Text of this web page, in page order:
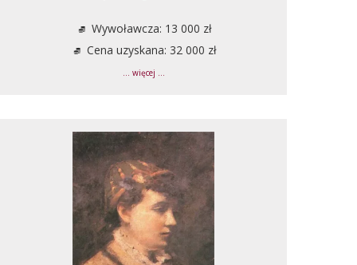
Wywoławcza: 13 000 zł
Cena uzyskana: 32 000 zł
... więcej ...